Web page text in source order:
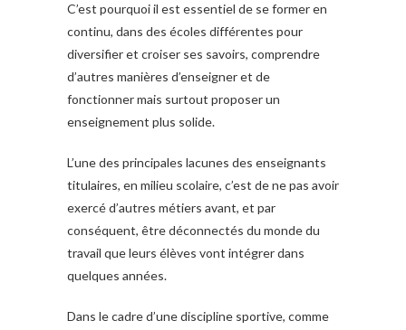
C’est pourquoi il est essentiel de se former en
continu, dans des écoles différentes pour
diversifier et croiser ses savoirs, comprendre
d’autres manières d’enseigner et de
fonctionner mais surtout proposer un
enseignement plus solide.
L’une des principales lacunes des enseignants
titulaires, en milieu scolaire, c’est de ne pas avoir
exercé d’autres métiers avant, et par
conséquent, être déconnectés du monde du
travail que leurs élèves vont intégrer dans
quelques années.
Dans le cadre d’une discipline sportive, comme